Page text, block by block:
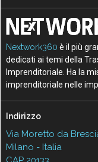
Nextwork360 è il più
dedicati ai temi della
Imprenditoriale. Ha la
imprenditoriale nelle
Indirizzo
Via Moretto da
Milano - Italia